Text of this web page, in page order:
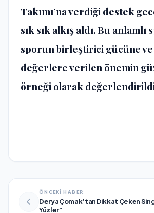
Takımı’na verdiği destek
sık sık alkış aldı. Bu
sporun birleştirici gücüne
değerlere verilen önemin
örneği olarak
ÖNCEKİ HABER
Derya Çomak’tan Dikkat Çeken
Yüzler”